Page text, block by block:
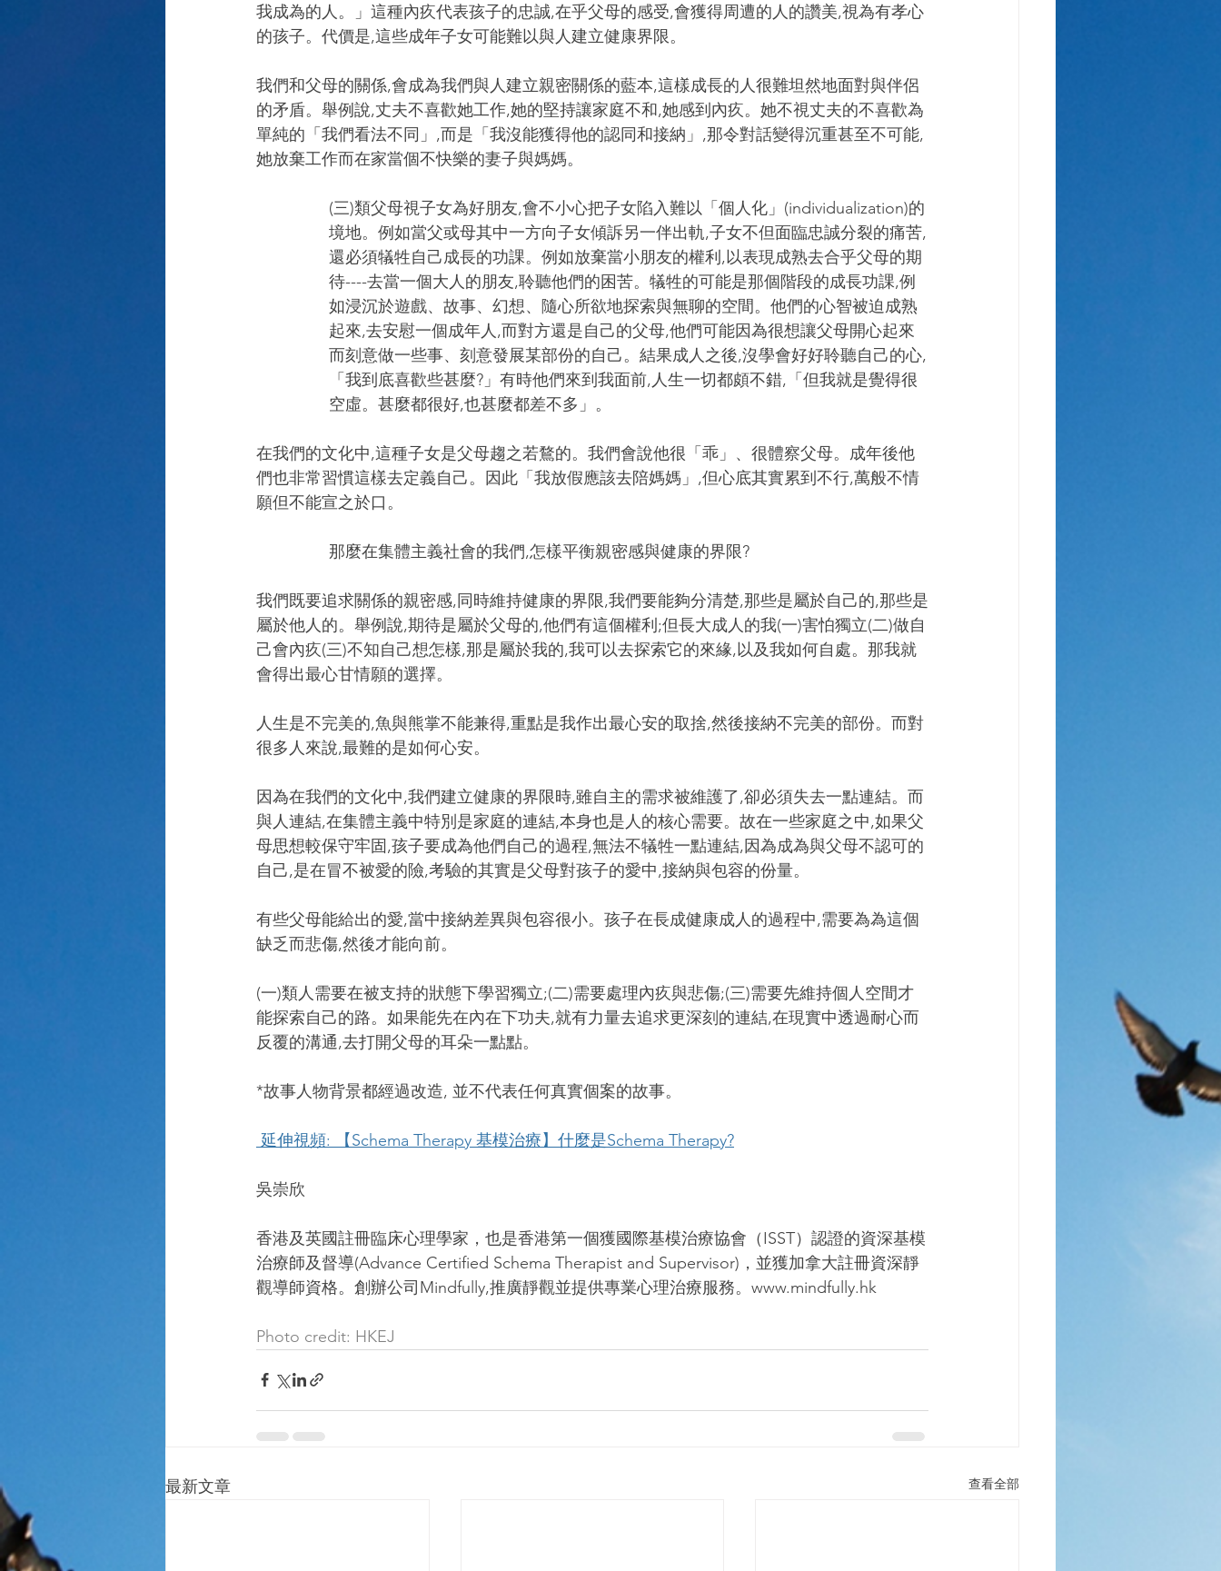
我成為的人。」這種內疚代表孩子的忠誠,在乎父母的感受,會獲得周遭的人的讚美,視為有孝心
的孩子。代價是,這些成年子女可能難以與人建立健康界限。
我們和父母的關係,會成為我們與人建立親密關係的藍本,這樣成長的人很難坦然地面對與伴侶
的矛盾。舉例說,丈夫不喜歡她工作,她的堅持讓家庭不和,她感到內疚。她不視丈夫的不喜歡為
單純的「我們看法不同」,而是「我沒能獲得他的認同和接納」,那令對話變得沉重甚至不可能,
她放棄工作而在家當個不快樂的妻子與媽媽。
(三)類父母視子女為好朋友,會不小心把子女陷入難以「個人化」(individualization)的
境地。例如當父或母其中一方向子女傾訴另一伴出軌,子女不但面臨忠誠分裂的痛苦,
還必須犠牲自己成長的功課。例如放棄當小朋友的權利,以表現成熟去合乎父母的期
待----去當一個大人的朋友,聆聽他們的困苦。犠牲的可能是那個階段的成長功課,例
如浸沉於遊戲、故事、幻想、隨心所欲地探索與無聊的空間。他們的心智被迫成熟
起來,去安慰一個成年人,而對方還是自己的父母,他們可能因為很想讓父母開心起來
而刻意做一些事、刻意發展某部份的自己。結果成人之後,沒學會好好聆聽自己的心,
「我到底喜歡些甚麼?」有時他們來到我面前,人生一切都頗不錯,「但我就是覺得很
空虛。甚麼都很好,也甚麼都差不多」。
在我們的文化中,這種子女是父母趨之若鶩的。我們會說他很「乖」、很體察父母。成年後他
們也非常習慣這樣去定義自己。因此「我放假應該去陪媽媽」,但心底其實累到不行,萬般不情
願但不能宣之於口。
那麼在集體主義社會的我們,怎樣平衡親密感與健康的界限?
我們既要追求關係的親密感,同時維持健康的界限,我們要能夠分清楚,那些是屬於自己的,那些是
屬於他人的。舉例說,期待是屬於父母的,他們有這個權利;但長大成人的我(一)害怕獨立(二)做自
己會內疚(三)不知自己想怎樣,那是屬於我的,我可以去探索它的來緣,以及我如何自處。那我就
會得出最心甘情願的選擇。
人生是不完美的,魚與熊掌不能兼得,重點是我作出最心安的取捨,然後接納不完美的部份。而對
很多人來說,最難的是如何心安。
因為在我們的文化中,我們建立健康的界限時,雖自主的需求被維護了,卻必須失去一點連結。而
與人連結,在集體主義中特別是家庭的連結,本身也是人的核心需要。故在一些家庭之中,如果父
母思想較保守牢固,孩子要成為他們自己的過程,無法不犠牲一點連結,因為成為與父母不認可的
自己,是在冒不被愛的險,考驗的其實是父母對孩子的愛中,接納與包容的份量。
有些父母能給出的愛,當中接納差異與包容很小。孩子在長成健康成人的過程中,需要為為這個
缺乏而悲傷,然後才能向前。
(一)類人需要在被支持的狀態下學習獨立;(二)需要處理內疚與悲傷;(三)需要先維持個人空間才
能探索自己的路。如果能先在內在下功夫,就有力量去追求更深刻的連結,在現實中透過耐心而
反覆的溝通,去打開父母的耳朵一點點。
*故事人物背景都經過改造, 並不代表任何真實個案的故事。
延伸視頻: 【Schema Therapy 基模治療】什麼是Schema Therapy?
吳崇欣
香港及英國註冊臨床心理學家，也是香港第一個獲國際基模治療協會（ISST）認證的資深基模
治療師及督導(Advance Certified Schema Therapist and Supervisor)，並獲加拿大註冊資深靜
觀導師資格。創辦公司Mindfully,推廣靜觀並提供專業心理治療服務。www.mindfully.hk
Photo credit: HKEJ
最新文章 查看全部